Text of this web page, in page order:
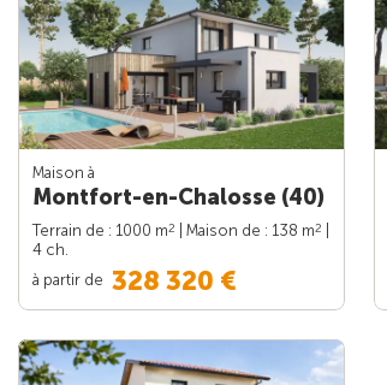
Maison à
Montfort-en-Chalosse (40)
Terrain de : 1000 m2 | Maison de : 138 m2
4 ch.
à partir de 328 320 €